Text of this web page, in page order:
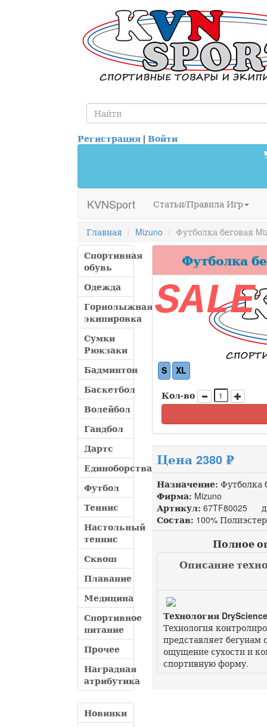
Регистрация | Войти
KVNSport Статьи/Правила Игр
Главная Mizuno
Футболка беговая
Спортивная
обувь
Одежда
Горнолыжная
экипировка
Сумки
Рюкзаки
Бадминтон
Баскетбол
Волейбол
Гандбол
Дартс
Единоборства
Футбол
Теннис
Настольный
теннис
Сквош
Плавание
Медицина
Спортивное
питание
Прочее
Наградная
атрибутика
Новинки
Футболка
SALE
S XL
Кол-во
Цена 2380 ₽
Назначение: Футболка
Фирма: Mizuno
Артикул: 67TF80025
Состав: 100% Полиэстер
Полное
Описание
Технология DryScience
Технология
представляет
ощущение сухости и
спортивную форму.